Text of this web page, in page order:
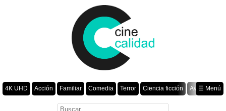
4K UHD Acción Familiar Comedia Terror Ciencia ficción
Aventura
Romance Fantasía Drama Animación Crimen
☰ Menú